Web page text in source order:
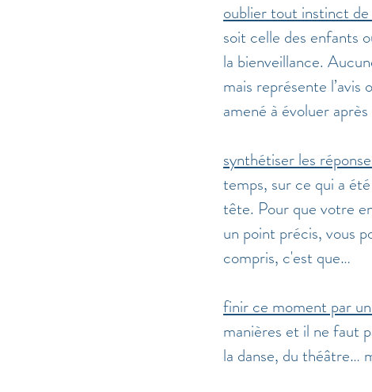
oublier tout instinct
soit celle des enfants
la bienveillance.
mais représente l’avis
amené à évoluer
synthétiser les
temps, sur ce qui a
tête. Pour que votre
un point précis, vous
compris, c'est que…
finir ce moment par
manières et il ne faut
la danse, du théâtre…